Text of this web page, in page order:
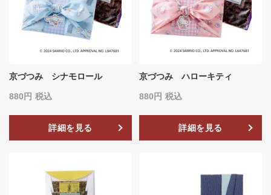
京づつみ シナモロール
880 税込
詳細を見る
京づつみ ハローキティ
880 税込
詳細を見る